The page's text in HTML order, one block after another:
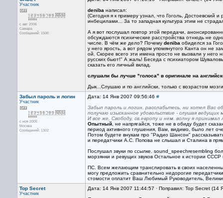
Участник
с авг 2006
Самара
Сообщений: 1500
deniba написал:
(Сегодня я к примеру узнал, что Гоголь, Достоевский
инбецилами... За то западная культура этим не
А я вот послушал повтор этой передачи,
обсуждаются психические расстройства отнюдь не
числе. В чём же дело? Почему deniba обиделся за
у него ярость, а вот рядом упомянутого Канта он не
ой. Скорее всего эти имена просто не вызвали у него
русских бьют!" А жаль! Беседа с психиатором
сказать его личный вклад.
слушали бы лучше "голоса" в оригинале на
Дык...Слушаю и по английски, только с возрастом
Забыл пароль и логин
Участник
с ноя 2005
Москва
Сообщений: 1302
Дата: 14 Янв 2007 09:56:46 #
Забыл пароль и логин, расслабьтесь, ни хотел Вас
получаю изысканное удовольствие - слушая
И все же, Свободу, св.европу и нем. волну я
Опытный , не напрягайся, тоже не в обиду будет
период активного глушения, Вам, видимо, было лет
Потом будете внукам про "Радио Шансон"
и передатчики А.С. Попова не слышал и Сталина в
Послушал звуки по ссылке. sound_speechresembling
морзянки и ревущих звуков Остальное к истории
ПС. Всем желающим транслировать в своих
могу предложить сравнительно недорогие
стомости оплатит Ваш Любимый Руководитель,
Top Secret
Участник
Дата: 14 Янв 2007 11:44:57 · Поправил: Top Secret (14